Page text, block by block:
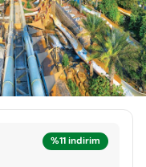
%11 indirim